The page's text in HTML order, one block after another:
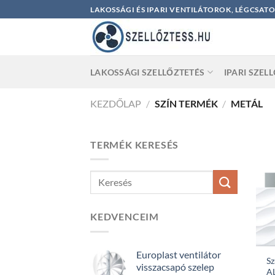
to
LAKOSSÁGI ÉS IPARI VENTILÁTOROK,
LAKOSSÁGI SZELLŐZTETÉS IPARI
KEZDŐLAP / SZÍN TERMÉK / METÁL
TERMÉK KERESÉS
KEDVENCEIM
Europlast ventilátor
visszacsapó szelep